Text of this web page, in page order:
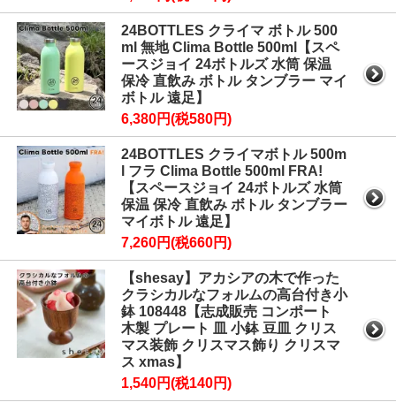
24BOTTLES クライマ ボトル 500
ml 無地 Clima Bottle 500ml【スペ
ースジョイ 24ボトルズ 水筒 保温
保冷 直飲み ボトル タンブラー マイ
ボトル 遠足】
6,380円(税580円)
24BOTTLES クライマボトル 500m
l フラ Clima Bottle 500ml FRA!
【スペースジョイ 24ボトルズ 水筒
保温 保冷 直飲み ボトル タンブラー
マイボトル 遠足】
7,260円(税660円)
【shesay】アカシアの木で作った
クラシカルなフォルムの高台付き小
鉢 108448【志成販売 コンポート
木製 プレート 皿 小鉢 豆皿 クリス
マス装飾 クリスマス飾り クリスマ
ス xmas】
1,540円(税140円)